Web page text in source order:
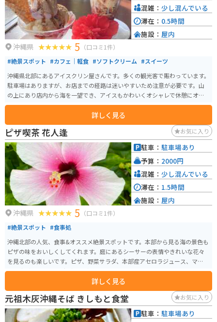
沖縄県 5 （口コミ1件）
#絶景スポット #カフェ｜軽食 #ソフトクリーム #スイーツ
沖縄県北部にあるアイスクリン屋さんです。多くの観光客で賑わっています。
駐車場はありますが、お店までの経路は迷いやすいため注意が必要です。山
の上にあり店内から海を一望でき、アイスもかわいくオシャレで休憩にオス
スメです。
詳しく見る
混雑： 少し混んでいる
滞在： 0.5時間
施設： 屋内
ピザ喫茶 花人逢 お気に入り
沖縄県 5 （口コミ1件）
#絶景スポット #食事処
沖縄北部の人気、食事&オススメ絶景スポットです。本部から見る海の景色も
ピザの味をおいしくしてくれます。庭にあるシーサーの表情やきれいな花々
を見るのも楽しいです。ピザ、野菜サラダ、本部産アセロラジュース、マンゴ
ーの森（カットマンゴー）などがいただけます。
詳しく見る
駐車： 駐車場あり
予算： 2000円
混雑： 少し混んでいる
滞在： 1.5時間
施設： 屋内
元祖木灰沖縄そば きしもと食堂 お気に入り
駐車： 駐車場あり